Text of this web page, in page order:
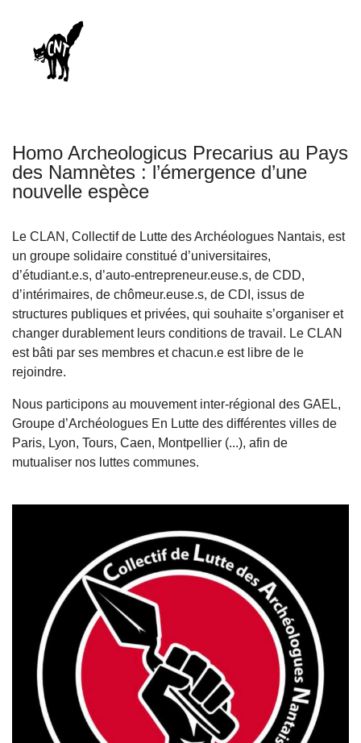
Homo Archeologicus Precarius au Pays
des Namnètes : l’émergence d’une
nouvelle espèce
Le CLAN, Collectif de Lutte des Archéologues Nantais, est
un groupe solidaire constitué d’universitaires,
d’étudiant.e.s, d’auto-entrepreneur.euse.s, de CDD,
d’intérimaires, de chômeur.euse.s, de CDI, issus de
structures publiques et privées, qui souhaite s’organiser et
changer durablement leurs conditions de travail. Le CLAN
est bâti par ses membres et chacun.e est libre de le
rejoindre.
Nous participons au mouvement inter-régional des GAEL,
Groupe d’Archéologues En Lutte des différentes villes de
Paris, Lyon, Tours, Caen, Montpellier (...), afin de
mutualiser nos luttes communes.